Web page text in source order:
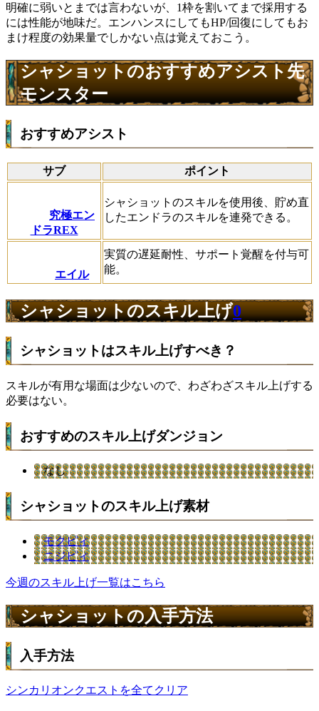
明確に弱いとまでは言わないが、1枠を割いてまで採用する
には性能が地味だ。エンハンスにしてもHP/回復にしてもお
まけ程度の効果量でしかない点は覚えておこう。
シャショットのおすすめアシスト先
モンスター
おすすめアシスト
サブ ポイント
究極エン
ドラREX
シャショットのスキルを使用後、貯め直
したエンドラのスキルを連発できる。
エイル
実質の遅延耐性、サポート覚醒を付与可
能。
シャショットのスキル上げ0
シャショットはスキル上げすべき？
スキルが有用な場面は少ないので、わざわざスキル上げする
必要はない。
おすすめのスキル上げダンジョン
なし
シャショットのスキル上げ素材
モクピィ
ニジピィ
今週のスキル上げ一覧はこちら
シャショットの入手方法
入手方法
シンカリオンクエストを全てクリア